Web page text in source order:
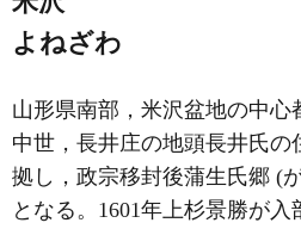
よねざわ
山形県南部，米沢盆地の中心
中世，長井庄の地頭長井氏の
拠し，政宗移封後蒲生氏郷 (
となる。1601年上杉景勝が